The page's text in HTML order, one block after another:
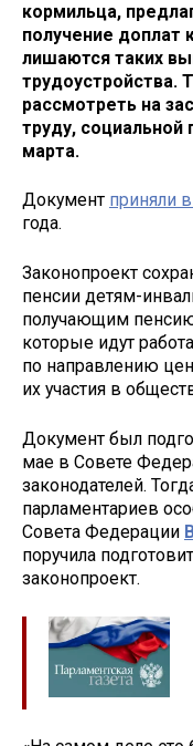
кормильца,
получение доплат
лишаются таких
трудоустройства.
рассмотреть на
труду, социальной
марта.
Документ приняли
года.
Законопроект
пенсии детям-
получающим
которые идут
по направлению
их участия в
Документ был
мае в Совете
законодателей.
парламентариев
Совета Федерации
поручила
законопроект.